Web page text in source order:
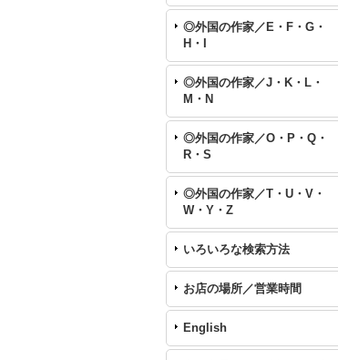
◎外国の作家／E・F・G・
H・I
◎外国の作家／J・K・L・
M・N
◎外国の作家／O・P・Q・
R・S
◎外国の作家／T・U・V・
W・Y・Z
いろいろな検索方法
お店の場所／営業時間
English